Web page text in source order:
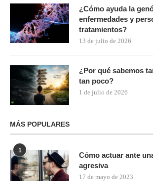
¿Cómo ayuda la
enfermedades y
tratamientos?
13 de julio de 2026
¿Por qué sabemos
tan poco?
1 de julio de 2026
MÁS POPULARES
1
Cómo actuar ante
agresiva
17 de mayo de 2023